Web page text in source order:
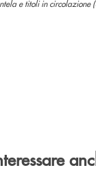
e titoli in circolazione